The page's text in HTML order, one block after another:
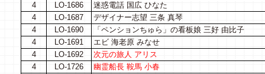
4
LO-1686
迷惑電話 国広 ひなた
4
LO-1687
デザイナー志望 三条 真琴
4
LO-1690
「ペンションちゅら」の看板娘 三好 由比子
4
LO-1691
エビ 海老原 みなせ
4
LO-1692
次元の旅人 アリス
4
LO-1726
幽霊船長 鞍馬 小春